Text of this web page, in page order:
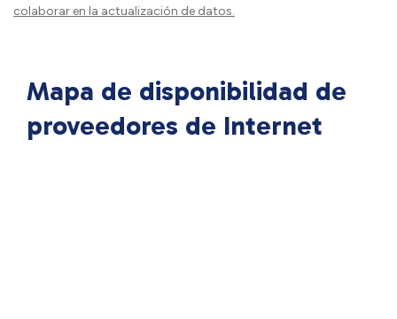
colaborar en la actualización de datos.
Mapa de disponibilidad de
proveedores de Internet